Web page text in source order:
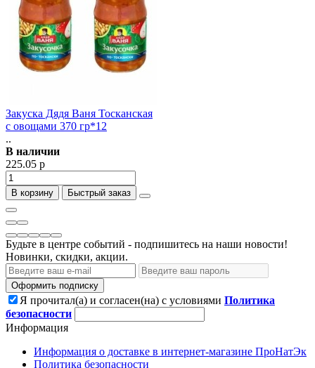
Закуска Дядя Ваня Тосканская
с овощами 370 гр*12
..
В наличии
225.05 р
В корзину Быстрый заказ
Будьте в центре событий - подпишитесь на наши новости!
Новинки, скидки, акции.
Оформить подписку
Я прочитал(а) и согласен(на) с условиями Политика
безопасности
Информация
Информация о доставке в интернет-магазине ПроНатЭк
Политика безопасности